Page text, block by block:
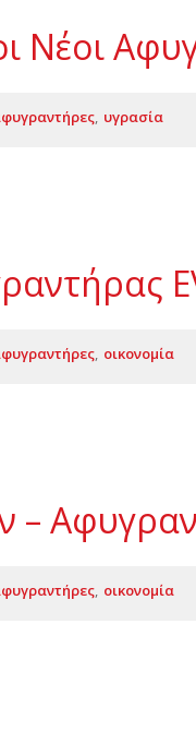
Νέοι
υγρασία
οικονομία
–
οικονομία